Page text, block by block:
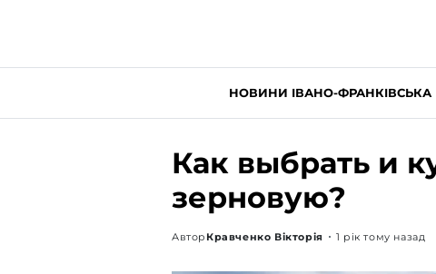
НОВИНИ ІВАНО-ФРАНКІВСЬКА
Как выбрать и
зерновую?
Автор Кравченко Вікторія 1 рік тому назад